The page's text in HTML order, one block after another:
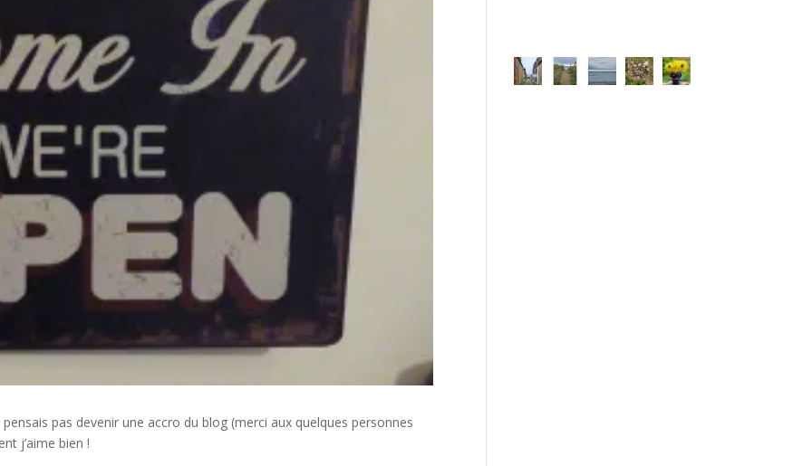
pas devenir une accro du blog (merci aux quelques personnes
j’aime bien !